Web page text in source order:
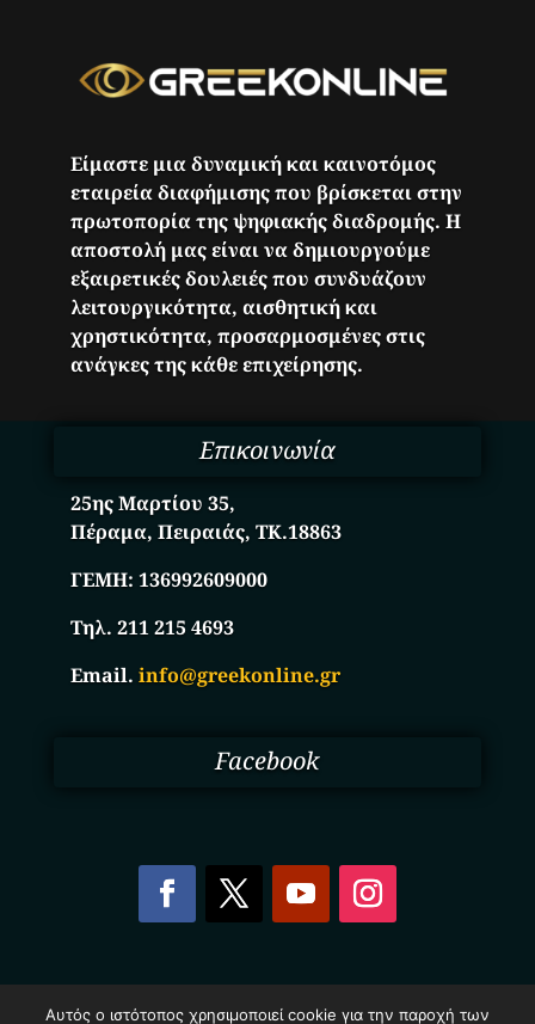
Είμαστε μια δυναμική και καινοτόμος
εταιρεία διαφήμισης που βρίσκεται στην
πρωτοπορία της ψηφιακής διαδρομής. Η
αποστολή μας είναι να δημιουργούμε
εξαιρετικές δουλειές που συνδυάζουν
λειτουργικότητα, αισθητική και
χρηστικότητα, προσαρμοσμένες στις
ανάγκες της κάθε επιχείρησης.
Επικοινωνία
25ης Μαρτίου 35,
Πέραμα, Πειραιάς, ΤΚ.18863
ΓΕΜΗ:136992609000
Τηλ. 211 215 4693
Email.info@greekonline.gr
Facebook
Αυτός ο ιστότοπος χρησιμοποιεί cookie για την παροχή των